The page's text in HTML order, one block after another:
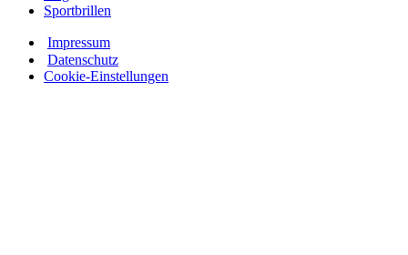
Sportbrillen
Impressum
Datenschutz
Cookie-Einstellungen